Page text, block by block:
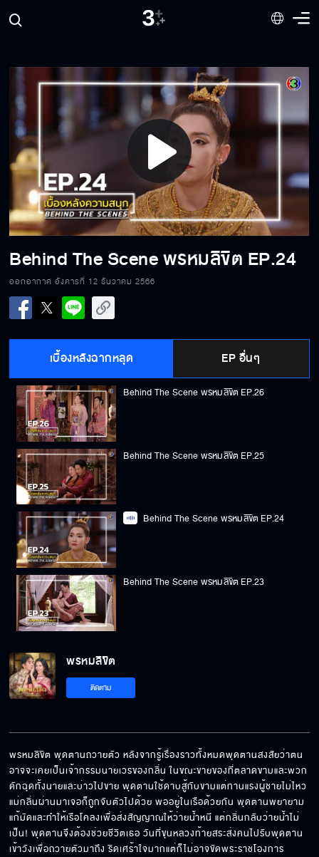
Play
Video
Behind The Scene พรหมลิขิต EP.24
ออกอากาศ อังคารที่ 12 ธันวาคม 2566
เบื้องหลังฉากหลุด EP อื่นๆ
Behind The Scene พรหมลิขิต EP.26
Behind The Scene พรหมลิขิต EP.25
Behind The Scene พรหมลิขิต EP.24
Behind The Scene พรหมลิขิต EP.23
Behind The Scene พรหมลิขิต EP.20
Behind The Scene พรหมลิขิต EP.19
พรหมลิขิต
ติดตาม
พรหมลิขิต พุดตานถวายตัว หลังจากรู้เรื่องราวทั้งหมดพุดตานสงสัยว่าตน
อาจจะเคยเป็นเจ้ากรรมนายเวรของกลิ่น ในขณะขายของที่ตลาดขามและพวก
ดักฉุดทั้งนายและบ่าวไปขาย พุดตานใช้ดาบสู้กับขามแต่ทานแรงผู้ชายไม่ไหว
แม่กลิ่นผ่านมาเจอก็ถูกจับตัวไปด้วย พออยู่ในเรือด้วยกัน พุดตานพยายาม
แก้มัดและทำให้เรือโคลงเพื่อส่งสัญญาณให้ว่ายน้ำหนี แต่กลิ่นกลับว่ายน้ำไม่
เป็น! พุดตานจึงต้องช่วยชีวิตเธอ วันที่ขุนหลวงท้ายสระส่งคนไปรับพุดตาน
เข้าวังเพื่อถวายตัวมาถึง ริดเศร้าใจมากแต่ก็ไม่อาจขัดพระราชโองการ